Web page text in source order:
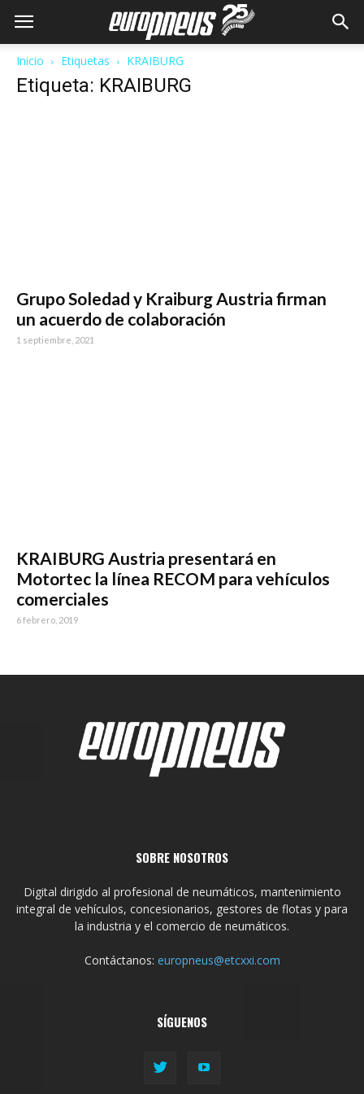
Inicio Etiquetas KRAIBURG
Etiqueta: KRAIBURG
Grupo Soledad y Kraiburg Austria firman
un acuerdo de colaboración
1 septiembre, 2021
KRAIBURG Austria presentará en
Motortec la línea RECOM para vehículos
comerciales
6 febrero, 2019
SOBRE NOSOTROS
Digital dirigido al profesional de neumáticos, mantenimiento
integral de vehículos, concesionarios, gestores de flotas y para
la industria y el comercio de neumáticos.
Contáctanos: europneus@etcxxi.com
SÍGUENOS